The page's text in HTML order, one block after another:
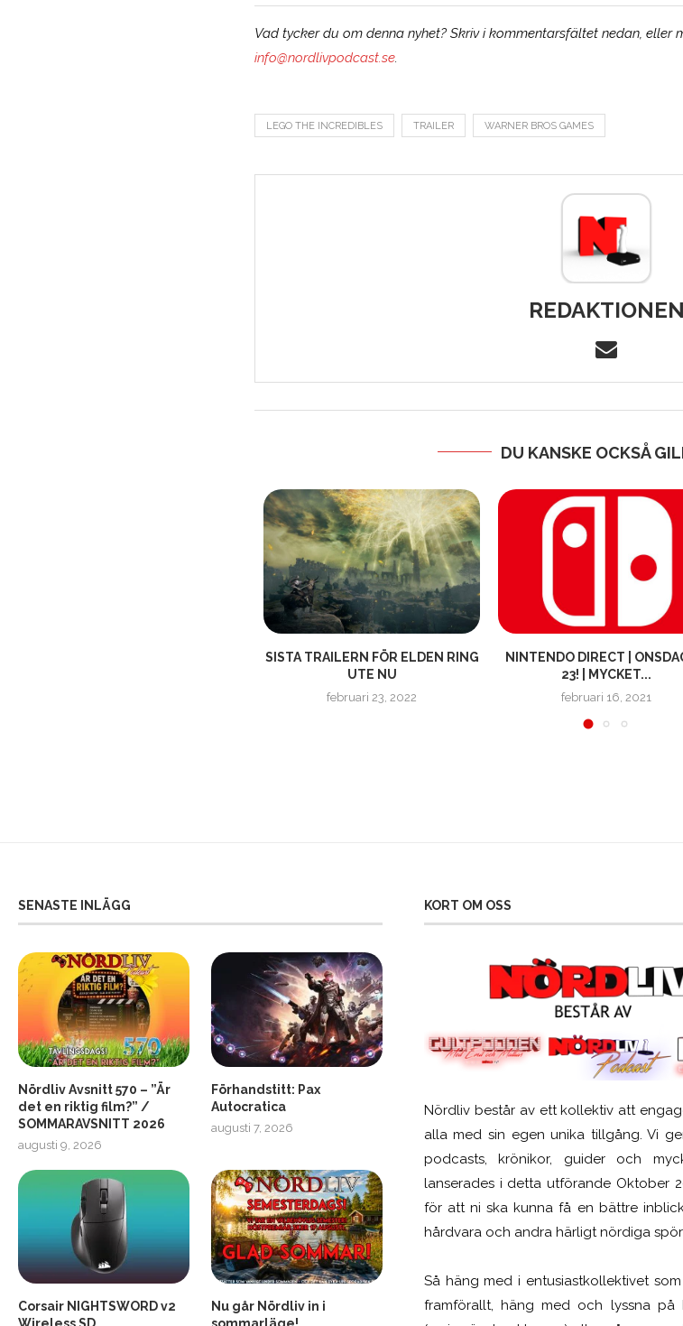
Vad tycker du om denna nyhet? Skriv i kommentarsfältet nedan, eller
info@nordlivpodcast.se.
LEGO THE INCREDIBLES TRAILER WARNER BROS GAMES
REDAKTIONEN
DU KANSKE OCKSÅ
SISTA TRAILERN FÖR ELDEN RING
UTE NU
februari 23, 2022
NINTENDO DIRECT |
23! | MYCKET...
februari 16, 2021
SENASTE INLÄGG
Nördliv Avsnitt 570 – ”Är
det en riktig film?” /
SOMMARAVSNITT 2026
augusti 9, 2026
Förhandstitt: Pax
Autocratica
augusti 7, 2026
Corsair NIGHTSWORD v2
Nu går Nördliv in i
KORT OM OSS
Nördliv består av ett kollektiv att
alla med sin egen unika tillgång. Vi
podcasts, krönikor, guider och
lanserades i detta utförande Oktober
för att ni ska kunna få en bättre
hårdvara och andra härligt nördiga
Så häng med i entusiastkollektivet
framförallt, häng med och lyssna på
Soundcore Liberty 5 Pro SCUF Gaming